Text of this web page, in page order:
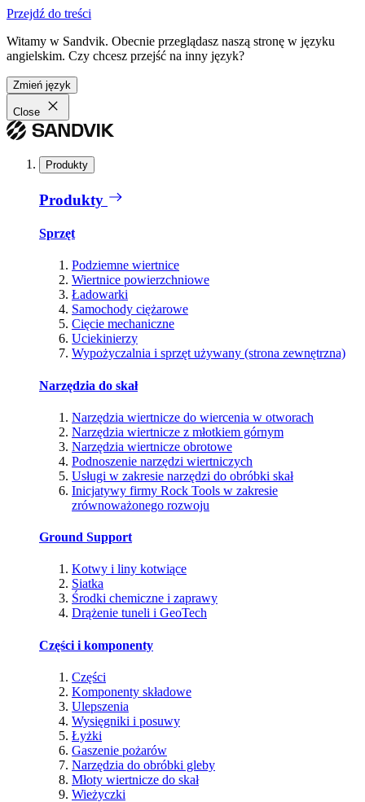
Przejdź do treści
Witamy w Sandvik. Obecnie przeglądasz naszą stronę w języku
angielskim. Czy chcesz przejść na inny język?
Zmień język
Close
Produkty
Produkty
Sprzęt
Podziemne wiertnice
Wiertnice powierzchniowe
Ładowarki
Samochody ciężarowe
Cięcie mechaniczne
Uciekinierzy
Wypożyczalnia i sprzęt używany (strona zewnętrzna)
Narzędzia do skał
Narzędzia wiertnicze do wiercenia w otworach
Narzędzia wiertnicze z młotkiem górnym
Narzędzia wiertnicze obrotowe
Podnoszenie narzędzi wiertniczych
Usługi w zakresie narzędzi do obróbki skał
Inicjatywy firmy Rock Tools w zakresie
zrównoważonego rozwoju
Ground Support
Kotwy i liny kotwiące
Siatka
Środki chemiczne i zaprawy
Drążenie tuneli i GeoTech
Części i komponenty
Części
Komponenty składowe
Ulepszenia
Wysięgniki i posuwy
Łyżki
Gaszenie pożarów
Narzędzia do obróbki gleby
Młoty wiertnicze do skał
Wieżyczki